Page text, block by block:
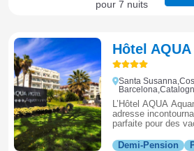
pour 7 nuits
Hôtel
Santa
L’Hôtel AQUA
adresse
parfaite pour des
Demi-Pension